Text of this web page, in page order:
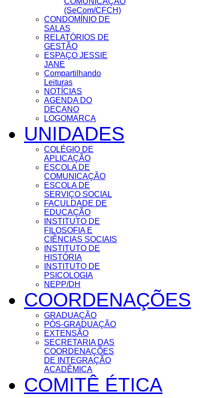
(SeCom/CFCH)
CONDOMÍNIO DE
SALAS
RELATÓRIOS DE
GESTÃO
ESPAÇO JESSIE
JANE
Compartilhando
Leituras
NOTÍCIAS
AGENDA DO
DECANO
LOGOMARCA
UNIDADES
COLÉGIO DE
APLICAÇÃO
ESCOLA DE
COMUNICAÇÃO
ESCOLA DE
SERVIÇO SOCIAL
FACULDADE DE
EDUCAÇÃO
INSTITUTO DE
FILOSOFIA E
CIÊNCIAS SOCIAIS
INSTITUTO DE
HISTÓRIA
INSTITUTO DE
PSICOLOGIA
NEPP/DH
COORDENAÇÕES
GRADUAÇÃO
PÓS-GRADUAÇÃO
EXTENSÃO
SECRETARIA DAS
COORDENAÇÕES
DE INTEGRAÇÃO
ACADÊMICA
COMITÊ ÉTICA